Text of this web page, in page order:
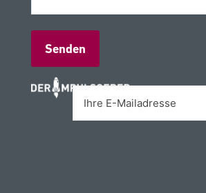
Alternative: